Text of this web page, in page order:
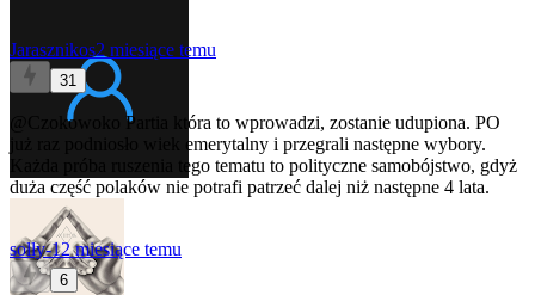
Jarasznikos2 miesiące temu
31
@Czokowoko
Partia która to wprowadzi, zostanie udupiona. PO
już raz podniosło wiek emerytalny i przegrali następne wybory.
Każda próba ruszenia tego tematu to polityczne samobójstwo, gdyż
duża część polaków nie potrafi patrzeć dalej niż następne 4 lata.
solly-12 miesiące temu
6